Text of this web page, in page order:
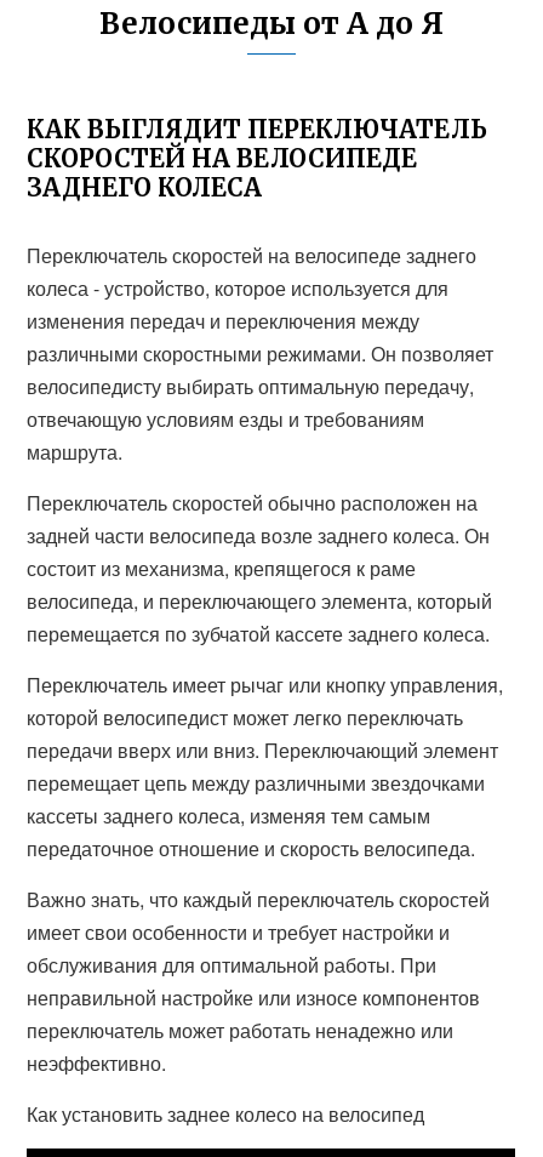
Велосипеды от А до Я
КАК ВЫГЛЯДИТ ПЕРЕКЛЮЧАТЕЛЬ
СКОРОСТЕЙ НА ВЕЛОСИПЕДЕ
ЗАДНЕГО КОЛЕСА
Переключатель скоростей на велосипеде заднего
колеса - устройство, которое используется для
изменения передач и переключения между
различными скоростными режимами. Он позволяет
велосипедисту выбирать оптимальную передачу,
отвечающую условиям езды и требованиям
маршрута.
Переключатель скоростей обычно расположен на
задней части велосипеда возле заднего колеса. Он
состоит из механизма, крепящегося к раме
велосипеда, и переключающего элемента, который
перемещается по зубчатой кассете заднего колеса.
Переключатель имеет рычаг или кнопку управления,
которой велосипедист может легко переключать
передачи вверх или вниз. Переключающий элемент
перемещает цепь между различными звездочками
кассеты заднего колеса, изменяя тем самым
передаточное отношение и скорость велосипеда.
Важно знать, что каждый переключатель скоростей
имеет свои особенности и требует настройки и
обслуживания для оптимальной работы. При
неправильной настройке или износе компонентов
переключатель может работать ненадежно или
неэффективно.
Как установить заднее колесо на велосипед